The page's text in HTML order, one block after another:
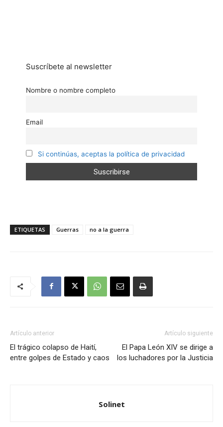
Suscríbete al newsletter
Nombre o nombre completo
Email
Si continúas, aceptas la política de privacidad
ETIQUETAS Guerras no a la guerra
Artículo anterior
El trágico colapso de Haití,
entre golpes de Estado y caos
Artículo siguiente
El Papa León XIV se dirige a
los luchadores por la Justicia
Solinet